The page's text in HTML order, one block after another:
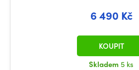
6 490 Kč
Skladem 5 ks
KOUPIT